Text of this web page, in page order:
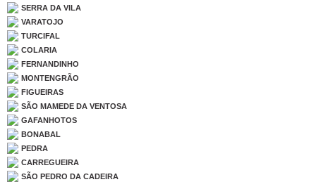
SERRA DA VILA
VARATOJO
TURCIFAL
COLARIA
FERNANDINHO
MONTENGRÃO
FIGUEIRAS
SÃO MAMEDE DA VENTOSA
GAFANHOTOS
BONABAL
PEDRA
CARREGUEIRA
SÃO PEDRO DA CADEIRA